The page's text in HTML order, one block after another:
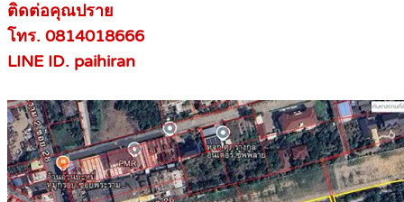
ติดต่อคุณปราย
โทร. 0814018666
LINE ID. paihiran